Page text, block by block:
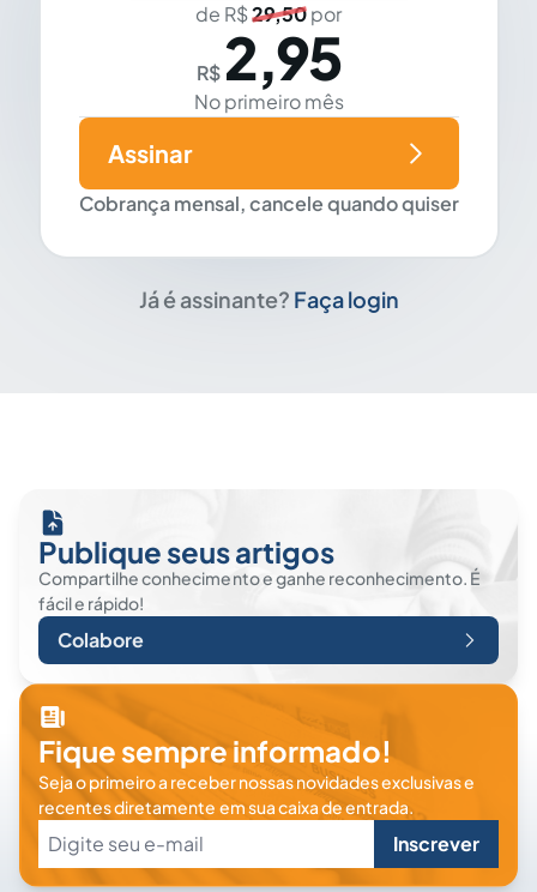
de R$29,50por
R$ 2,95
No primeiro mês
Cobrança mensal, cancele quando quiser
Assinar
Já é assinante? Faça login
Publique seus artigos
Compartilhe conhecimento e ganhe reconhecimento. É
fácil e rápido!
Colabore
Fique sempre informado!
Seja o primeiro a receber nossas novidades exclusivas e
recentes diretamente em sua caixa de entrada.
Inscrever